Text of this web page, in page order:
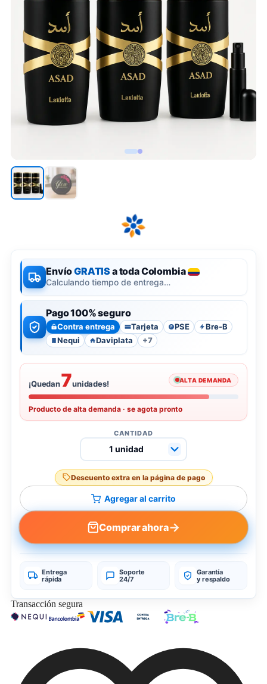
EnvíoGRATISa toda Colombia
Calculando tiempo de entrega…
Pago 100% seguro
Contra entrega Tarjeta P PSE
Bre-B
Nequi
Daviplata +7
¡Quedan7unidades! ALTA DEMANDA
Producto de alta demanda · se agota pronto
CANTIDAD
Descuento extra en la página de pago
Agregar al carrito
Comprar ahora→
Entrega
rápida
Soporte
24/7
Garantía
y respaldo
Transacción segura